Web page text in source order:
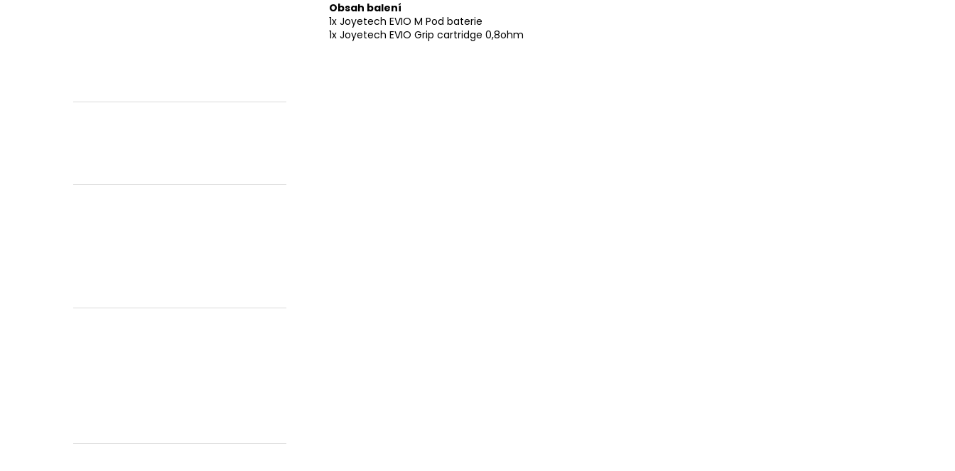
Obsah balení
1x Joyetech EVIO M Pod baterie
1x Joyetech EVIO Grip cartridge 0,8ohm